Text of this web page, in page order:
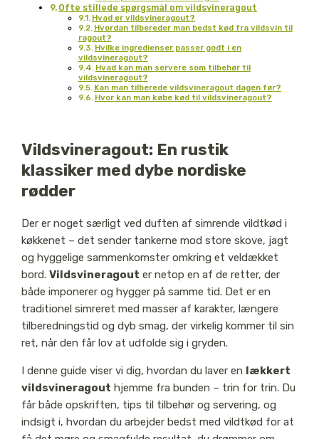
Ofte stillede spørgsmål om vildsvineragout
Hvad er vildsvineragout?
Hvordan tilbereder man bedst kød fra vildsvin til
ragout?
Hvilke ingredienser passer godt i en
vildsvineragout?
Hvad kan man servere som tilbehør til
vildsvineragout?
Kan man tilberede vildsvineragout dagen før?
Hvor kan man købe kød til vildsvineragout?
Vildsvineragout: En rustik
klassiker med dybe nordiske
rødder
Der er noget særligt ved duften af simrende vildtkød i
køkkenet – det sender tankerne mod store skove, jagt
og hyggelige sammenkomster omkring et veldækket
bord. Vildsvineragout er netop en af de retter, der
både imponerer og hygger på samme tid. Det er en
traditionel simreret med masser af karakter, længere
tilberedningstid og dyb smag, der virkelig kommer til sin
ret, når den får lov at udfolde sig i gryden.
I denne guide viser vi dig, hvordan du laver en lækkert
vildsvineragout hjemme fra bunden – trin for trin. Du
får både opskriften, tips til tilbehør og servering, og
indsigt i, hvordan du arbejder bedst med vildtkød for at